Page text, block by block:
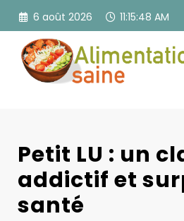
Aller
contenu
6 août 2026 11:15:50 AM
Petit LU : un
addictif et
santé